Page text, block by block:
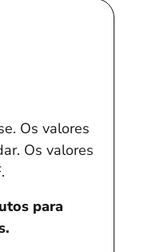
Os valores
Os valores
para